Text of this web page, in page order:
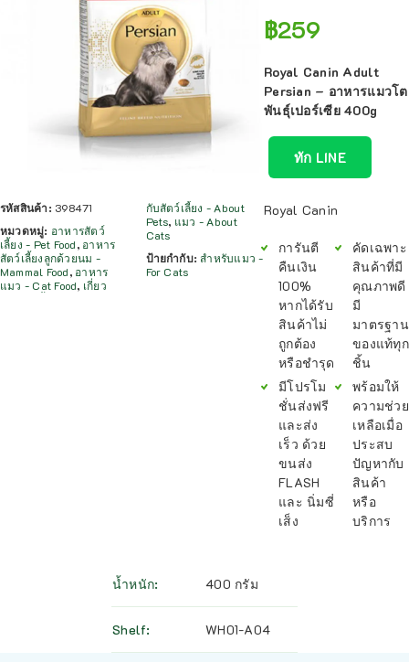
รหัสสินค้า: 398471
หมวดหมู่: อาหารสัตว์
เลี้ยง - Pet Food, อาหาร
สัตว์เลี้ยงลูกด้วยนม -
Mammal Food, อาหาร
แมว - Cat Food, เกี่ยว
กับสัตว์เลี้ยง - About
Pets, แมว - About
Cats
ป้ายกำกับ:สำหรับแมว -
For Cats
฿259
Royal Canin Adult
Persian – อาหารแมวโต
พันธุ์เปอร์เซีย 400g
ทัก LINE
Royal Canin
การันตี
คืนเงิน
100%
หากได้รับ
สินค้าไม่
ถูกต้อง
หรือชำรุด
มีโปรโม
ชั่นส่งฟรี
และส่ง
เร็ว ด้วย
ขนส่ง
FLASH
และ นิ่มซี่
เส็ง
คัดเฉพาะ
สินค้าที่มี
คุณภาพดี
มี
มาตรฐาน
ของแท้ทุก
ชิ้น
พร้อมให้
ความช่วย
เหลือเมื่อ
ประสบ
ปัญหากับ
สินค้า
หรือ
บริการ
น้ำหนัก 400 กรัม
Shelf WH01-A04